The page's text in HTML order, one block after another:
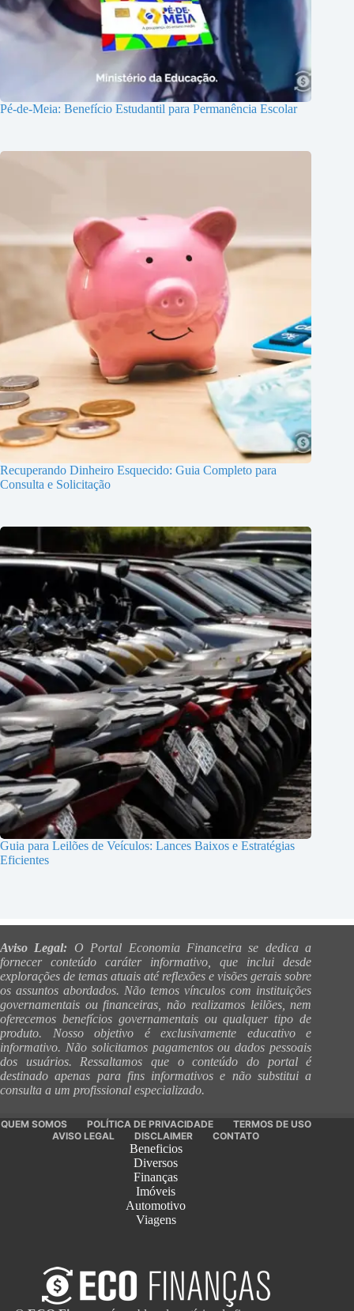
Pé-de-Meia: Benefício Estudantil para Permanência Escolar
Recuperando Dinheiro Esquecido: Guia Completo para
Consulta e Solicitação
Guia para Leilões de Veículos: Lances Baixos e Estratégias
Eficientes
Aviso Legal: O Portal Economia Financeira se dedica a
fornecer conteúdo caráter informativo, que inclui desde
explorações de temas atuais até reflexões e visões gerais sobre
os assuntos abordados. Não temos vínculos com instituições
governamentais ou financeiras, não realizamos leilões, nem
oferecemos benefícios governamentais ou qualquer tipo de
produto. Nosso objetivo é exclusivamente educativo e
informativo. Não solicitamos pagamentos ou dados pessoais
dos usuários. Ressaltamos que o conteúdo do portal é
destinado apenas para fins informativos e não substitui a
consulta a um profissional especializado.
QUEM SOMOS POLÍTICA DE PRIVACIDADE
TERMOS DE USO
AVISO LEGAL
DISCLAIMER CONTATO
Beneficios
Diversos
Finanças
Imóveis
Automotivo
Viagens